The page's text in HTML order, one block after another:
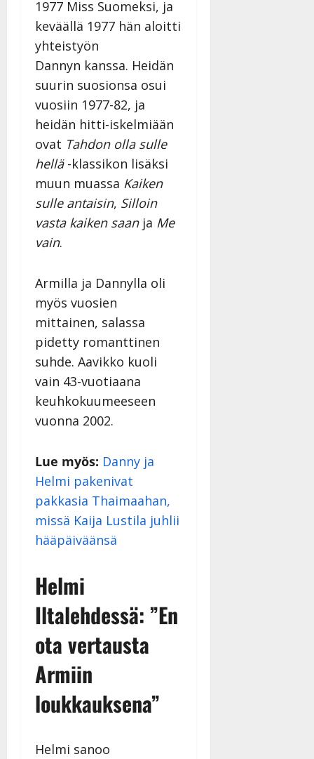
1977 Miss Suomeksi, ja
keväällä 1977 hän aloitti
yhteistyön
Dannyn kanssa. Heidän
suurin suosionsa osui
vuosiin 1977-82, ja
heidän hitti-iskelmiään
ovat Tahdon olla sulle
hellä-klassikon lisäksi
muun muassa Kaiken
sulle antaisin, Silloin
vasta kaiken saan ja Me
vain.
Armilla ja Dannylla oli
myös vuosien
mittainen, salassa
pidetty romanttinen
suhde. Aavikko kuoli
vain 43-vuotiaana
keuhkokuumeeseen
vuonna 2002.
Lue myös: Danny ja
Helmi pakenivat
pakkasia Thaimaahan,
missä Kaija Lustila juhlii
hääpäiväänsä
Helmi
Iltalehdessä: ”En
ota vertausta
Armiin
loukkauksena”
Helmi sanoo